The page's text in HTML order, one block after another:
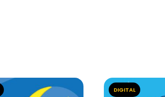
DIGITAL